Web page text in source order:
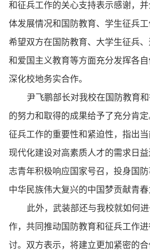
和征兵工作的关心支持表示感谢，
体发展情况和国防教育、学生征兵工
希望双方在国防教育、大学生征兵
和爱国主义教育等方面充分发挥各
深化校地务实合作。
尹飞鹏部长对我校在国防教育
的努力和取得的成果给予了充分肯
征兵工作的重要性和紧迫性，指出
现代化建设对高素质人才的需求日
志青年积极响应国家号召，投身国
中华民族伟大复兴的中国梦贡献青春
此外，武装部还与我校就如何
作，共同推动国防教育和征兵工作
讨。双方表示，将建立更加紧密的